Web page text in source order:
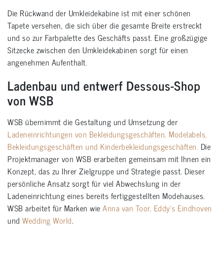
Die Rückwand der Umkleidekabine ist mit einer schönen
Tapete versehen, die sich über die gesamte Breite erstreckt
und so zur Farbpalette des Geschäfts passt. Eine großzügige
Sitzecke zwischen den Umkleidekabinen sorgt für einen
angenehmen Aufenthalt.
Ladenbau und entwerf Dessous-Shop
von WSB
WSB übernimmt die Gestaltung und Umsetzung der
Ladeneinrichtungen von Bekleidungsgeschäften, Modelabels,
Bekleidungsgeschäften und Kinderbekleidungsgeschäften. Die
Projektmanager von WSB erarbeiten gemeinsam mit Ihnen ein
Konzept, das zu Ihrer Zielgruppe und Strategie passt. Dieser
persönliche Ansatz sorgt für viel Abwechslung in der
Ladeneinrichtung eines bereits fertiggestellten Modehauses.
WSB arbeitet für Marken wieAnna van Toor, Eddy’s Eindhoven
und Wedding World.